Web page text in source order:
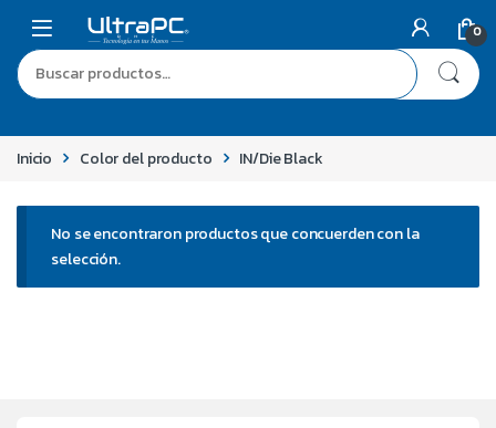
0
Inicio Color del producto IN/Die Black
No se encontraron productos que concuerden con la
selección.